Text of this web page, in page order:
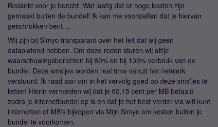
Bedankt voor je bericht. Wat lastig dat er hoge kosten zijn
gemaakt buiten de bundel! Ik kan me voorstellen dat je hiervan
geschrokken bent…
Wij zijn bij Simyo transparant over het feit dat wij geen
dataplafond hebben. Om deze reden sturen wij altijd
waarschuwingsberichten bij 80% en bij 100% verbruik van de
bundel. Deze sms’jes worden real time vanuit het netwerk
verstuurd. Ik raad aan om in het vervolg goed op deze sms’jes te
letten! Hierin vermelden wij dat je €0,15 cent per MB betaald
zodra je internetbundel op is en dat je het best verder via wifi kunt
internetten of MB's bijkopen via Mijn Simyo om kosten buiten je
bundel te voorkomen.